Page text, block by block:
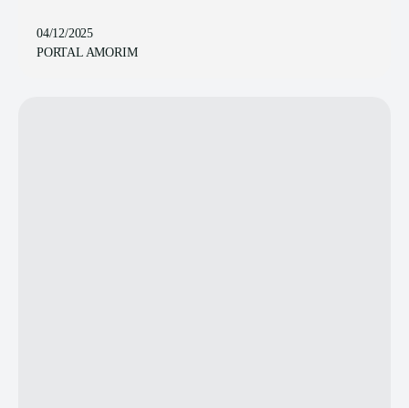
04/12/2025
PORTAL AMORIM